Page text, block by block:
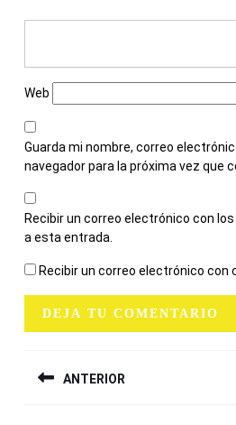
Web
Guarda mi nombre, correo
navegador para la próxima vez que
Recibir un correo electrónico con
a esta entrada.
Recibir un correo electrónico con
DE
ANTERIOR